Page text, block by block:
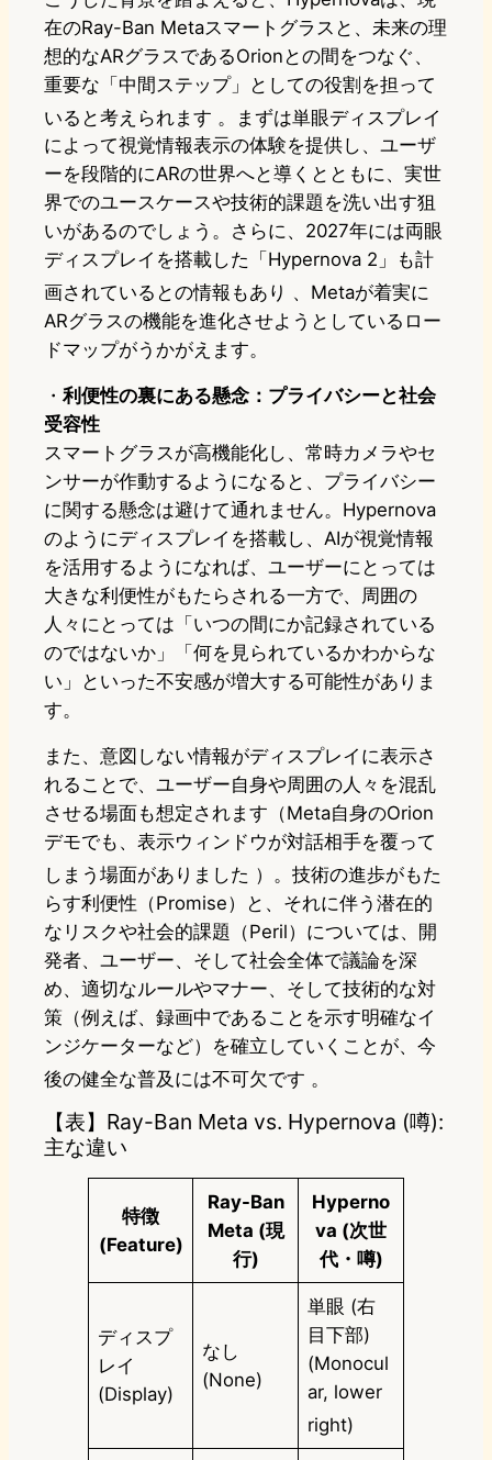
在のRay-Ban Metaスマートグラスと、未来の理
想的なARグラスであるOrionとの間をつなぐ、
重要な「中間ステップ」としての役割を担って
いると考えられます 。まずは単眼ディスプレイ
によって視覚情報表示の体験を提供し、ユーザ
ーを段階的にARの世界へと導くとともに、実世
界でのユースケースや技術的課題を洗い出す狙
いがあるのでしょう。さらに、2027年には両眼
ディスプレイを搭載した「Hypernova 2」も計
画されているとの情報もあり 、Metaが着実に
ARグラスの機能を進化させようとしているロー
ドマップがうかがえます。
・ 利便性の裏にある懸念：プライバシーと社会
受容性
スマートグラスが高機能化し、常時カメラやセ
ンサーが作動するようになると、プライバシー
に関する懸念は避けて通れません。Hypernova
のようにディスプレイを搭載し、AIが視覚情報
を活用するようになれば、ユーザーにとっては
大きな利便性がもたらされる一方で、周囲の
人々にとっては「いつの間にか記録されている
のではないか」「何を見られているかわからな
い」といった不安感が増大する可能性がありま
す。
また、意図しない情報がディスプレイに表示さ
れることで、ユーザー自身や周囲の人々を混乱
させる場面も想定されます（Meta自身のOrion
デモでも、表示ウィンドウが対話相手を覆って
しまう場面がありました ）。技術の進歩がもた
らす利便性（Promise）と、それに伴う潜在的
なリスクや社会的課題（Peril）については、開
発者、ユーザー、そして社会全体で議論を深
め、適切なルールやマナー、そして技術的な対
策（例えば、録画中であることを示す明確なイ
ンジケーターなど）を確立していくことが、今
後の健全な普及には不可欠です 。
【表】Ray-Ban Meta vs. Hypernova (噂):
主な違い
特徴
(Feature)
Ray-Ban
Meta (現
行)
Hyperno
va (次世
代・噂)
ディスプ
レイ
(Display)
なし
(None)
単眼 (右
目下部)
(Monocul
ar, lower
right)